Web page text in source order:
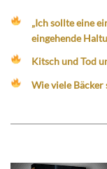
„Ich sollte eine
eingehende
Kitsch und Tod
Wie viele Bäcker